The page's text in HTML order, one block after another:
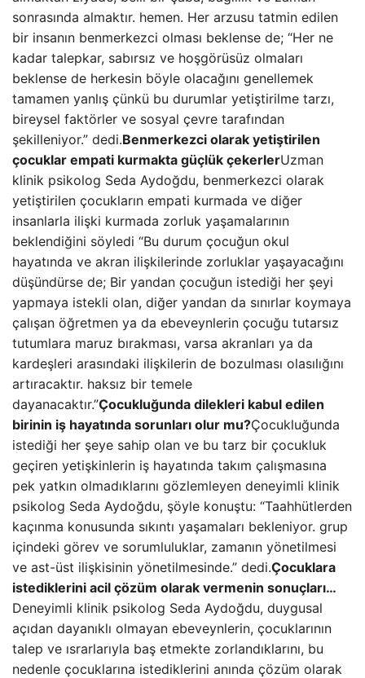
sonrasında almaktır. hemen. Her arzusu tatmin edilen
bir insanın benmerkezci olması beklense de; “Her ne
kadar talepkar, sabırsız ve hoşgörüsüz olmaları
beklense de herkesin böyle olacağını genellemek
tamamen yanlış çünkü bu durumlar yetiştirilme tarzı,
bireysel faktörler ve sosyal çevre tarafından
şekilleniyor.” dedi.Benmerkezci olarak yetiştirilen
çocuklar empati kurmakta güçlük çekerlerUzman
klinik psikolog Seda Aydoğdu, benmerkezci olarak
yetiştirilen çocukların empati kurmada ve diğer
insanlarla ilişki kurmada zorluk yaşamalarının
beklendiğini söyledi “Bu durum çocuğun okul
hayatında ve akran ilişkilerinde zorluklar yaşayacağını
düşündürse de; Bir yandan çocuğun istediği her şeyi
yapmaya istekli olan, diğer yandan da sınırlar koymaya
çalışan öğretmen ya da ebeveynlerin çocuğu tutarsız
tutumlara maruz bırakması, varsa akranları ya da
kardeşleri arasındaki ilişkilerin de bozulması olasılığını
artıracaktır. haksız bir temele
dayanacaktır.”Çocukluğunda dilekleri kabul edilen
birinin iş hayatında sorunları olur mu?Çocukluğunda
istediği her şeye sahip olan ve bu tarz bir çocukluk
geçiren yetişkinlerin iş hayatında takım çalışmasına
pek yatkın olmadıklarını gözlemleyen deneyimli klinik
psikolog Seda Aydoğdu, şöyle konuştu: “Taahhütlerden
kaçınma konusunda sıkıntı yaşamaları bekleniyor. grup
içindeki görev ve sorumluluklar, zamanın yönetilmesi
ve ast-üst ilişkisinin yönetilmesinde.” dedi.Çocuklara
istediklerini acil çözüm olarak vermenin sonuçları…
Deneyimli klinik psikolog Seda Aydoğdu, duygusal
açıdan dayanıklı olmayan ebeveynlerin, çocuklarının
talep ve ısrarlarıyla baş etmekte zorlandıklarını, bu
nedenle çocuklarına istediklerini anında çözüm olarak